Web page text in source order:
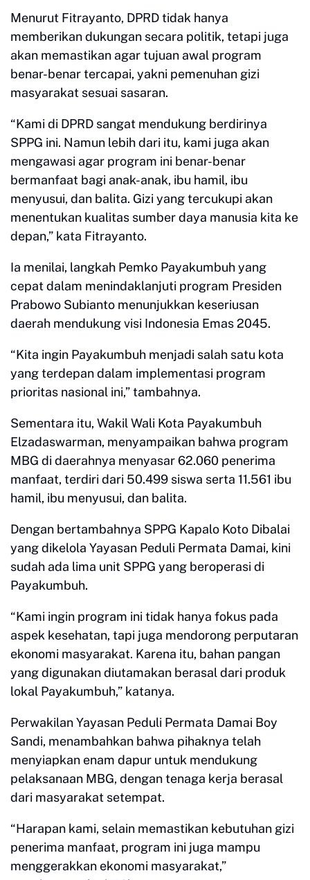
Menurut Fitrayanto, DPRD tidak hanya
memberikan dukungan secara politik, tetapi juga
akan memastikan agar tujuan awal program
benar-benar tercapai, yakni pemenuhan gizi
masyarakat sesuai sasaran.
“Kami di DPRD sangat mendukung berdirinya
SPPG ini. Namun lebih dari itu, kami juga akan
mengawasi agar program ini benar-benar
bermanfaat bagi anak-anak, ibu hamil, ibu
menyusui, dan balita. Gizi yang tercukupi akan
menentukan kualitas sumber daya manusia kita ke
depan,” kata Fitrayanto.
Ia menilai, langkah Pemko Payakumbuh yang
cepat dalam menindaklanjuti program Presiden
Prabowo Subianto menunjukkan keseriusan
daerah mendukung visi Indonesia Emas 2045.
“Kita ingin Payakumbuh menjadi salah satu kota
yang terdepan dalam implementasi program
prioritas nasional ini,” tambahnya.
Sementara itu, Wakil Wali Kota Payakumbuh
Elzadaswarman, menyampaikan bahwa program
MBG di daerahnya menyasar 62.060 penerima
manfaat, terdiri dari 50.499 siswa serta 11.561 ibu
hamil, ibu menyusui, dan balita.
Dengan bertambahnya SPPG Kapalo Koto Dibalai
yang dikelola Yayasan Peduli Permata Damai, kini
sudah ada lima unit SPPG yang beroperasi di
Payakumbuh.
“Kami ingin program ini tidak hanya fokus pada
aspek kesehatan, tapi juga mendorong perputaran
ekonomi masyarakat. Karena itu, bahan pangan
yang digunakan diutamakan berasal dari produk
lokal Payakumbuh,” katanya.
Perwakilan Yayasan Peduli Permata Damai Boy
Sandi, menambahkan bahwa pihaknya telah
menyiapkan enam dapur untuk mendukung
pelaksanaan MBG, dengan tenaga kerja berasal
dari masyarakat setempat.
“Harapan kami, selain memastikan kebutuhan gizi
penerima manfaat, program ini juga mampu
menggerakkan ekonomi masyarakat,”